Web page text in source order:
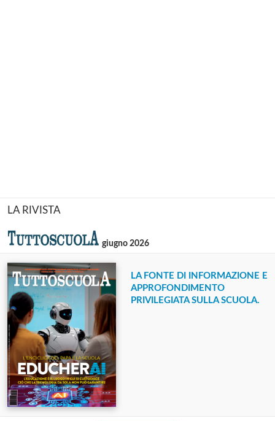
LA RIVISTA
giugno 2026
LA FONTE DI INFORMAZIONE E
APPROFONDIMENTO
PRIVILEGIATA SULLA SCUOLA.